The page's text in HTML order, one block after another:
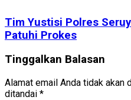
Tim Yustisi Polres
Patuhi Prokes
Tinggalkan Balasan
Alamat email Anda tidak akan
ditandai *